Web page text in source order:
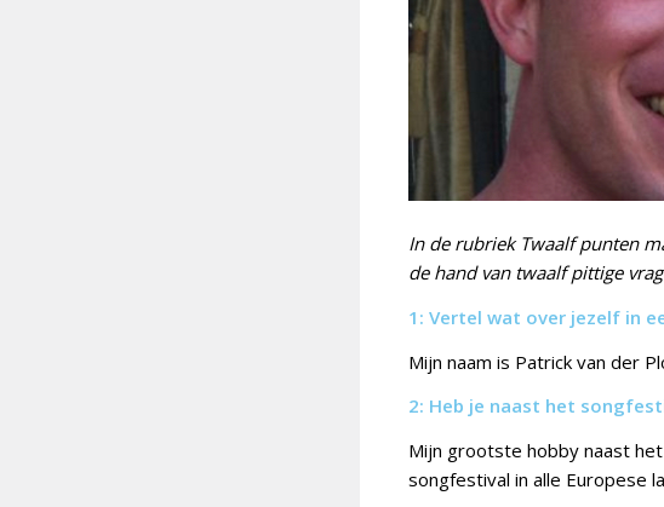
In de rubriek Twaalf punten
de hand van twaalf pittige
1: Vertel wat over jezelf in
Mijn naam is Patrick van der
2: Heb je naast het
Mijn grootste hobby naast
songfestival in alle Europese